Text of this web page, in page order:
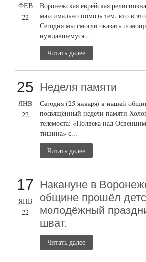
ФЕВ
22
Воронежская еврейская
максимально помочь тем, кто в
Сегодня мы смогли оказать
нуждавшемуся...
Читать далее
25
ЯНВ
22
Неделя памяти
Сегодня (25 января) в нашей
посвящённый недели памяти
телемоста: «Полвека над
тишина» с...
Читать далее
17
ЯНВ
22
Накануне в
общине прошёл
молодёжный
шват.
Читать далее